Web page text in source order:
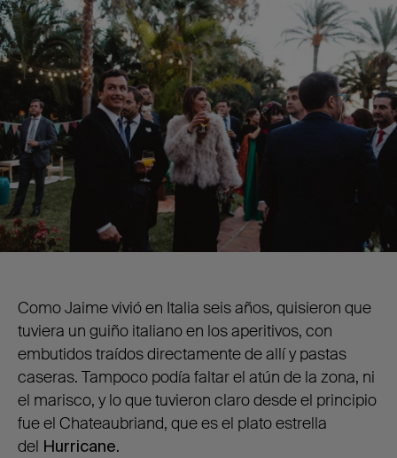
Como Jaime vivió en Italia seis años, quisieron que
tuviera un guiño italiano en los aperitivos, con
embutidos traídos directamente de allí y pastas
caseras. Tampoco podía faltar el atún de la zona, ni
el marisco, y lo que tuvieron claro desde el principio
fue el Chateaubriand, que es el plato estrella
del Hurricane.